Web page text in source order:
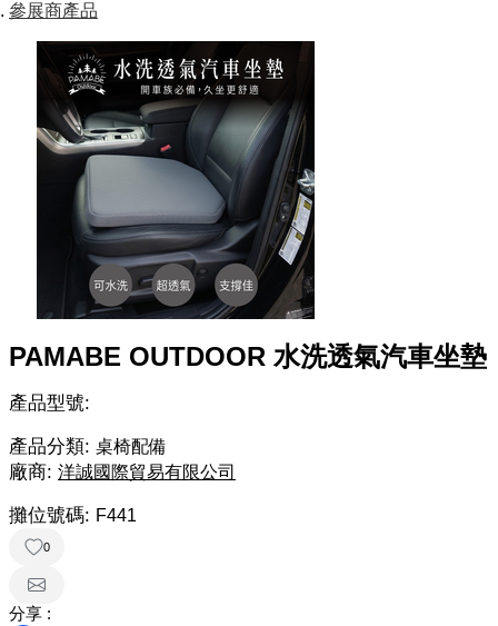
參展商產品
PAMABE OUTDOOR 水洗透氣汽車坐墊
產品型號:
產品分類: 桌椅配備
廠商: 洋誠國際貿易有限公司
攤位號碼: F441
0
分享 :